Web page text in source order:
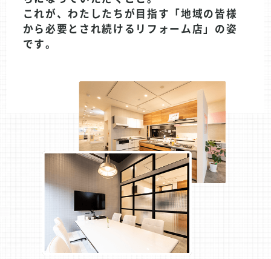
これが、わたしたちが目指す「地域の皆様
から必要とされ続けるリフォーム店」の姿
です。